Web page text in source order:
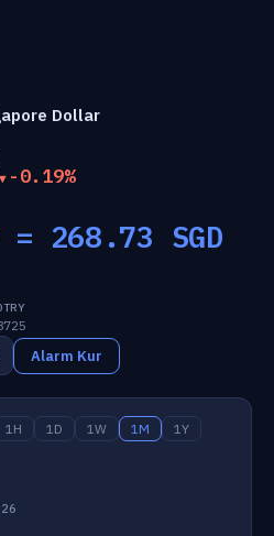
Dollar
-0.19%
= 268.73 SGD
TRY
Alarm Kur
1H 1D 1W 1M
1Y